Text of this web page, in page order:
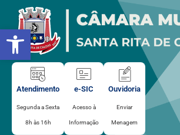
Abrir a barra de ferramentas
para
conteúdo
Atendimento
Segunda a Sexta
8h às 16h
e-SIC
Acesso à
Informação
Ouvidoria
Enviar
Menagem